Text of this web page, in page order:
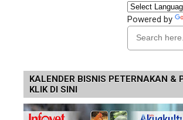
Powered by
KALENDER BISNIS PETERNAKAN &
KLIK DI SINI